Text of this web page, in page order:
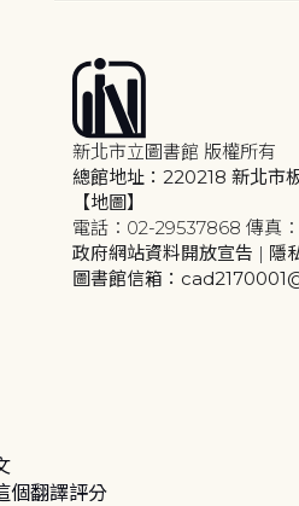
新北市立圖書館 版權所有
總館地址：220218 新北市
【地圖】
電話：02-29537868 傳真
政府網站資料開放宣告 | 隱
圖書館信箱：
個翻譯評分